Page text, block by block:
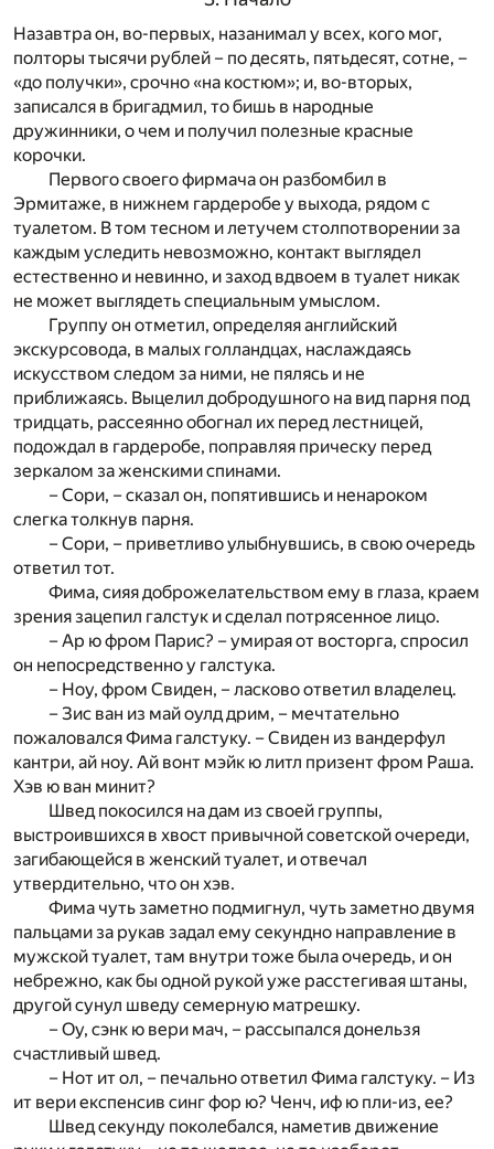
Назавтра он, во-первых, назанимал у всех, кого мог,
полторы тысячи рублей – по десять, пятьдесят, сотне, –
«до получки», срочно «на костюм»; и, во-вторых,
записался в бригадмил, то бишь в народные
дружинники, о чем и получил полезные красные
корочки.
Первого своего фирмача он разбомбил в
Эрмитаже, в нижнем гардеробе у выхода, рядом с
туалетом. В том тесном и летучем столпотворении за
каждым уследить невозможно, контакт выглядел
естественно и невинно, и заход вдвоем в туалет никак
не может выглядеть специальным умыслом.
Группу он отметил, определяя английский
экскурсовода, в малых голландцах, наслаждаясь
искусством следом за ними, не пялясь и не
приближаясь. Выцелил добродушного на вид парня под
тридцать, рассеянно обогнал их перед лестницей,
подождал в гардеробе, поправляя прическу перед
зеркалом за женскими спинами.
– Сори, – сказал он, попятившись и ненароком
слегка толкнув парня.
– Сори, – приветливо улыбнувшись, в свою очередь
ответил тот.
Фима, сияя доброжелательством ему в глаза, краем
зрения зацепил галстук и сделал потрясенное лицо.
– Ар ю фром Парис? – умирая от восторга, спросил
он непосредственно у галстука.
– Ноу, фром Свиден, – ласково ответил владелец.
– Зис ван из май оулд дрим, – мечтательно
пожаловался Фима галстуку. – Свиден из вандерфул
кантри, ай ноу. Ай вонт мэйк ю литл призент фром Раша.
Хэв ю ван минит?
Швед покосился на дам из своей группы,
выстроившихся в хвост привычной советской очереди,
загибающейся в женский туалет, и отвечал
утвердительно, что он хэв.
Фима чуть заметно подмигнул, чуть заметно двумя
пальцами за рукав задал ему секундно направление в
мужской туалет, там внутри тоже была очередь, и он
небрежно, как бы одной рукой уже расстегивая штаны,
другой сунул шведу семерную матрешку.
– Оу, сэнк ю вери мач, – рассыпался донельзя
счастливый швед.
– Нот ит ол, – печально ответил Фима галстуку. – Из
ит вери експенсив синг фор ю? Ченч, иф ю пли-из, ее?
Швед секунду поколебался, наметив движение